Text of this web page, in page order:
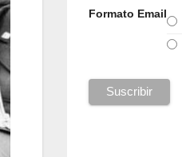
Formato Email